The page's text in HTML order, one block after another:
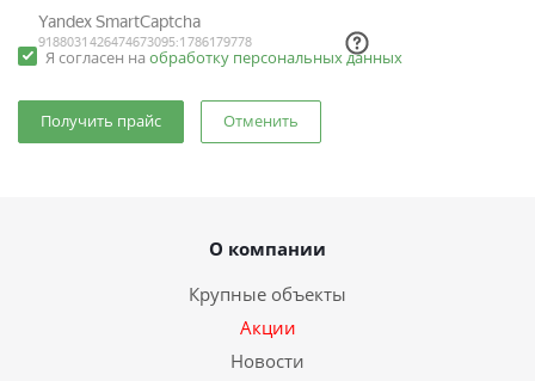
Я согласен на обработку персональных данных
Отменить
О компании
Крупные объекты
Акции
Новости